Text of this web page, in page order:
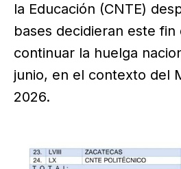
la Educación (CNTE)
bases decidieran este fin
continuar la huelga
junio, en el contexto del
2026.